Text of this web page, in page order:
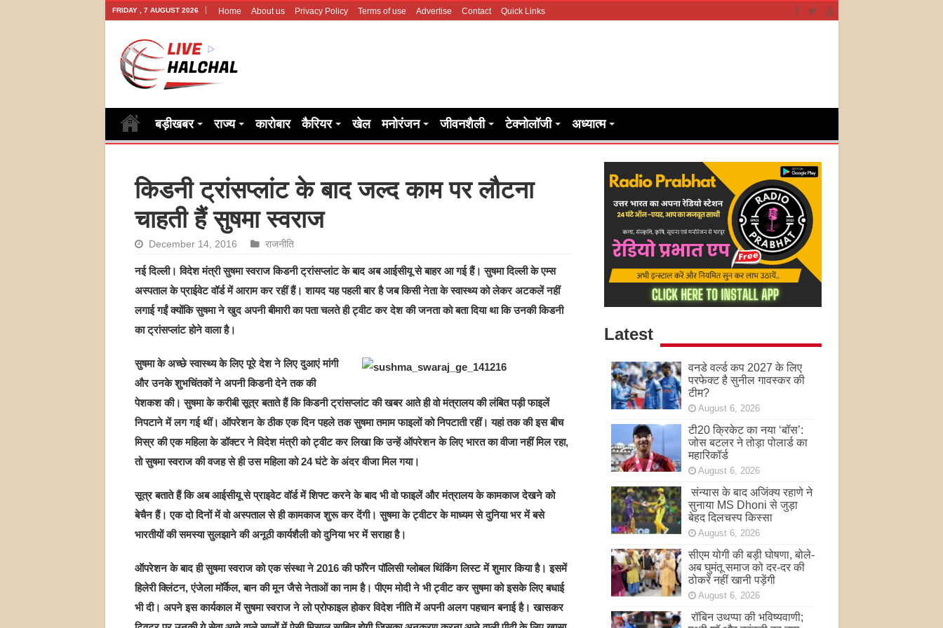
FRIDAY , 7 AUGUST 2026 Home About us Privacy Policy Terms of use Advertise Contact Quick Links
बड़ीखबर राज्य कारोबार कैरियर खेल मनोरंजन जीवनशैली टेक्नोलॉजी अध्यात्म
किडनी ट्रांसप्लांट के बाद जल्द काम पर लौटना
चाहती हैं सुषमा स्वराज
December 14, 2016 राजनीति
नई दिल्ली। विदेश मंत्री सुषमा स्वराज किडनी ट्रांसप्लांट के बाद अब आईसीयू से बाहर आ गई हैं। सुषमा दिल्ली के एम्स
अस्पताल के प्राईवेट वॉर्ड में आराम कर रहीं हैं। शायद यह पहली बार है जब किसी नेता के स्वास्थ्य को लेकर अटकलें नहीं
लगाई गईं क्योंकि सुषमा ने खुद अपनी बीमारी का पता चलते ही ट्वीट कर देश की जनता को बता दिया था कि उनकी किडनी
का ट्रांसप्लांट होने वाला है।
सुषमा के अच्छे स्वास्थ्य के लिए पूरे देश ने लिए दुआएं मांगी
और उनके शुभचिंतकों ने अपनी किडनी देने तक की
पेशकश की। सुषमा के करीबी सूत्र बताते हैं कि किडनी ट्रांसप्लांट की खबर आते ही वो मंत्रालय की लंबित पड़ी फाइलें
निपटाने में लग गई थीं। ऑपरेशन के ठीक एक दिन पहले तक सुषमा तमाम फाइलों को निपटाती रहीं। यहां तक की इस बीच
मिस्र की एक महिला के डॉक्टर ने विदेश मंत्री को ट्वीट कर लिखा कि उन्हें ऑपरेशन के लिए भारत का वीजा नहीं मिल रहा,
तो सुषमा स्वराज की वजह से ही उस महिला को 24 घंटे के अंदर वीजा मिल गया।
सूत्र बताते हैं कि अब आईसीयू से प्राइवेट वॉर्ड में शिफ्ट करने के बाद भी वो फाइलें और मंत्रालय के कामकाज देखने को
बेचैन हैं। एक दो दिनों में वो अस्पताल से ही कामकाज शुरू कर देंगी। सुषमा के ट्वीटर के माध्यम से दुनिया भर में बसे
भारतीयों की समस्या सुलझाने की अनूठी कार्यशैली को दुनिया भर में सराहा है।
ऑपरेशन के बाद ही सुषमा स्वराज को एक संस्था ने 2016 की फॉरेन पॉलिसी ग्लोबल थिंकिंग लिस्ट में शुमार किया है। इसमें
हिलेरी क्लिंटन, एंजेला मॉर्केल, बान की मून जैसे नेताओं का नाम है। पीएम मोदी ने भी ट्वीट कर सुषमा को इसके लिए बधाई
भी दी। अपने इस कार्यकाल में सुषमा स्वराज ने लो प्रोफाइल होकर विदेश नीति में अपनी अलग पहचान बनाई है। खासकर
Latest
वनडे वर्ल्ड कप 2027 के लिए
परफेक्ट है सुनील गावस्कर की
टीम?
August 6, 2026
टी20 क्रिकेट का नया ‘बॉस’:
जोस बटलर ने तोड़ा पोलार्ड का
महारिकॉर्ड
August 6, 2026
संन्यास के बाद अजिंक्‍य रहाणे ने
सुनाया MS Dhoni से जुड़ा
बेहद दिलचस्प किस्सा
August 6, 2026
सीएम योगी की बड़ी घोषणा, बोले-
अब घुमंतू समाज को दर-दर की
ठोकरें नहीं खानी पड़ेंगी
August 6, 2026
रॉबिन उथप्पा की भविष्यवाणी;